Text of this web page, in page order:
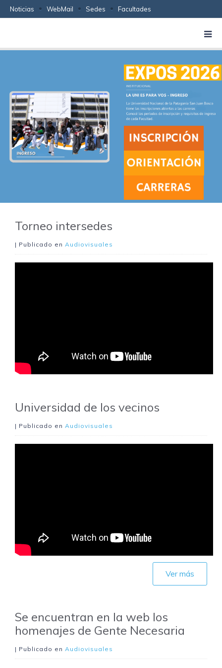
Noticias WebMail Sedes Facultades
Torneo intersedes
| Publicado en Audiovisuales
Universidad de los vecinos
| Publicado en Audiovisuales
Ver más
Se encuentran en la web los
homenajes de Gente Necesaria
| Publicado en Audiovisuales